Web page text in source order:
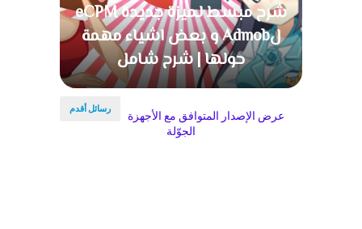
شرح مبسط لميزة جديدة eCPM
لAdmob و بعض اشياء مهمة
حولها | شرح شامل
رسائل أقدم
عرض الإصدار المتوافق مع الأجهزة
الجوّلة